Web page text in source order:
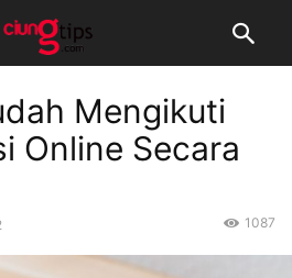
Mengikuti
Online Secara
1087